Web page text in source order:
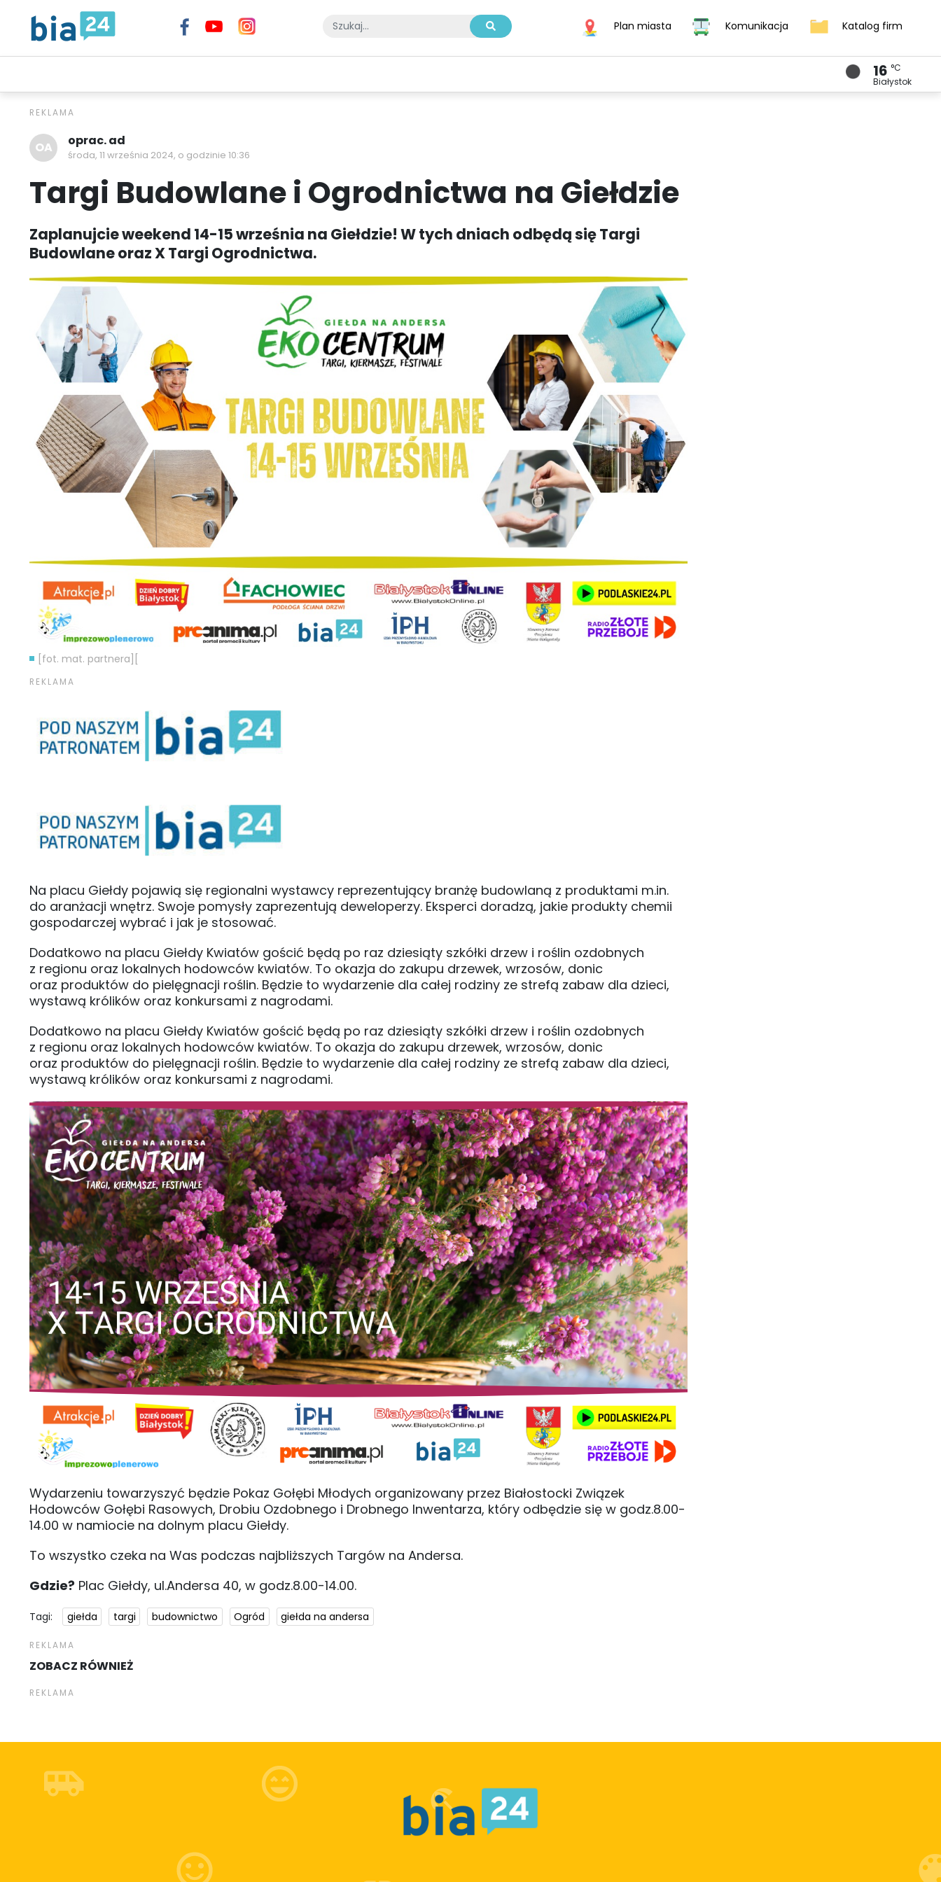
Plan miasta Komunikacja Katalog firm
УКРАЇНСЬКИЙ16 °C
Białystok
OA oprac. ad
środa, 11 września 2024, o godzinie 10:36
Targi Budowlane i Ogrodnictwa na Giełdzie
Zaplanujcie weekend 14-15 września na Giełdzie! W tych dniach odbędą się Targi
Budowlane oraz X Targi Ogrodnictwa.
[fot. mat. partnera][
Na placu Giełdy pojawią się regionalni wystawcy reprezentujący branżę budowlaną z produktami m.in.
do aranżacji wnętrz. Swoje pomysły zaprezentują deweloperzy. Eksperci doradzą, jakie produkty chemii
gospodarczej wybrać i jak je stosować.
Dodatkowo na placu Giełdy Kwiatów gościć będą po raz dziesiąty szkółki drzew i roślin ozdobnych
z regionu oraz lokalnych hodowców kwiatów. To okazja do zakupu drzewek, wrzosów, donic
oraz produktów do pielęgnacji roślin. Będzie to wydarzenie dla całej rodziny ze strefą zabaw dla dzieci,
wystawą królików oraz konkursami z nagrodami.
Dodatkowo na placu Giełdy Kwiatów gościć będą po raz dziesiąty szkółki drzew i roślin ozdobnych
z regionu oraz lokalnych hodowców kwiatów. To okazja do zakupu drzewek, wrzosów, donic
oraz produktów do pielęgnacji roślin. Będzie to wydarzenie dla całej rodziny ze strefą zabaw dla dzieci,
wystawą królików oraz konkursami z nagrodami.
Wydarzeniu towarzyszyć będzie Pokaz Gołębi Młodych organizowany przez Białostocki Związek
Hodowców Gołębi Rasowych, Drobiu Ozdobnego i Drobnego Inwentarza, który odbędzie się w godz.8.00-
14.00 w namiocie na dolnym placu Giełdy.
To wszystko czeka na Was podczas najbliższych Targów na Andersa.
Gdzie? Plac Giełdy, ul.Andersa 40, w godz.8.00-14.00.
Tagi: giełda targi budownictwo Ogród giełda na andersa
ZOBACZ RÓWNIEŻ